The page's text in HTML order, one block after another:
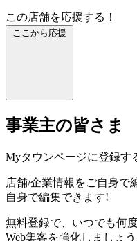
この店舗を応援する！
ここから応援
事業主の皆さま
Myタウンページに登録す
店舗/企業情報をご自身で
自身で編集できます!
無料登録で、いつでも何
Web集客を強化しましょう